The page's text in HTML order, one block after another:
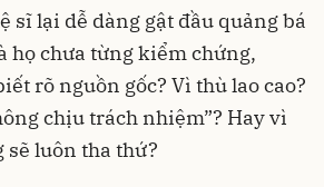
sĩ lại dễ dàng gật đầu quảng bá
họ chưa từng kiểm chứng,
rõ nguồn gốc? Vì thù lao cao?
chịu trách nhiệm”? Hay vì
sẽ luôn tha thứ?